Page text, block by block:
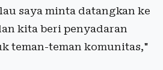
saya minta datangkan ke
kita beri penyadaran
teman-teman komunitas,"